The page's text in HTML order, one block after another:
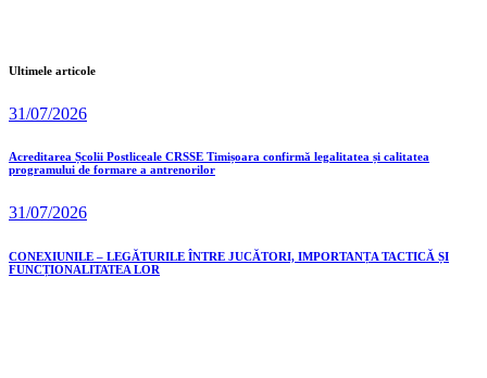
Ultimele articole
31/07/2026
Acreditarea Școlii Postliceale CRSSE Timișoara confirmă legalitatea și calitatea
programului de formare a antrenorilor
31/07/2026
CONEXIUNILE – LEGĂTURILE ÎNTRE JUCĂTORI, IMPORTANȚA TACTICĂ ȘI
FUNCȚIONALITATEA LOR